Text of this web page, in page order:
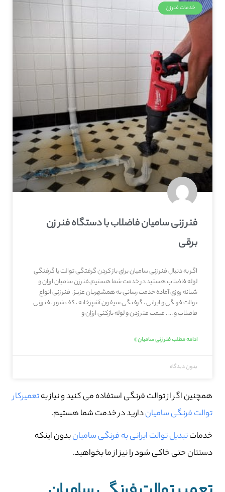
خدمات فنرزن
فنر زنی سامیان فاضلاب با دستگاه فنر زن
برقی
اگر به دنبال فنر زنی سامیان برای باز کردن گرفتگی توالت یا گرفتگی
لوله فاضلاب هستید در خدمت شما هستیم.فنرزن سامیان ارزان و
شبانه روزی آماده خدمت رسانی به همشهریان عزیز . فنر زنی انواع
توالت فرنگی و ایرانی ، گرفتگی سیفون آشپزخانه ، کف شور ، فنرزنی
فاضلاب و … . قیمت فنر زدن و لوله بازکنی ارزان و
ادامه مطلب فنر زنی سامیان »
بدون دیدگاه
همچنین اگر از توالت فرنگی استفاده می کنید و نیاز بهتعمیرکار
توالت فرنگی سامیاندارید در خدمت شما هستیم.
خدماتتبدیل توالت ایرانی به فرنگی سامیانبدون اینکه
دستتان حتی خاکی شود را نیز از ما بخواهید.